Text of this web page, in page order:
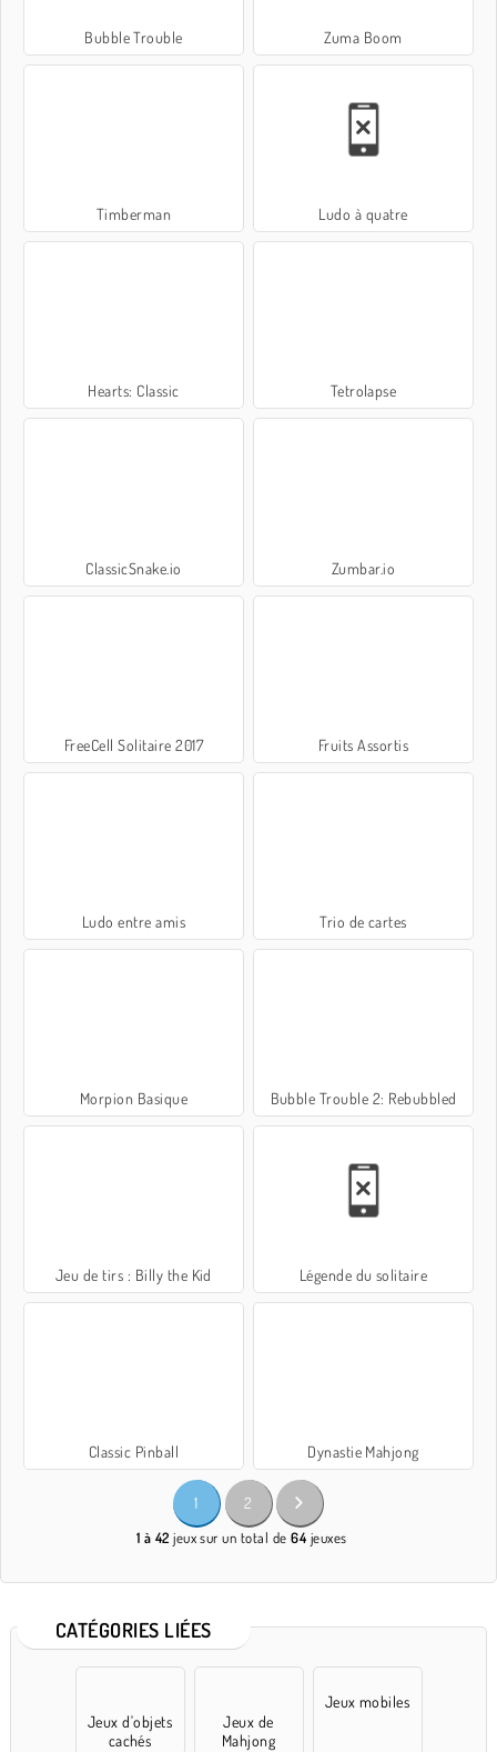
Bubble Trouble Zuma Boom
Timberman Ludo à quatre
Hearts: Classic Tetrolapse
ClassicSnake.io Zumbar.io
FreeCell Solitaire 2017 Fruits Assortis
Ludo entre amis Trio de cartes
Morpion Basique Bubble Trouble 2: Rebubbled
Jeu de tirs : Billy the Kid Légende du solitaire
Classic Pinball Dynastie Mahjong
1 2
1 à 42 jeux sur un total de64 jeuxes
CATÉGORIES LIÉES
Jeux d'objets
cachés
Jeux de
Mahjong
Jeux mobiles